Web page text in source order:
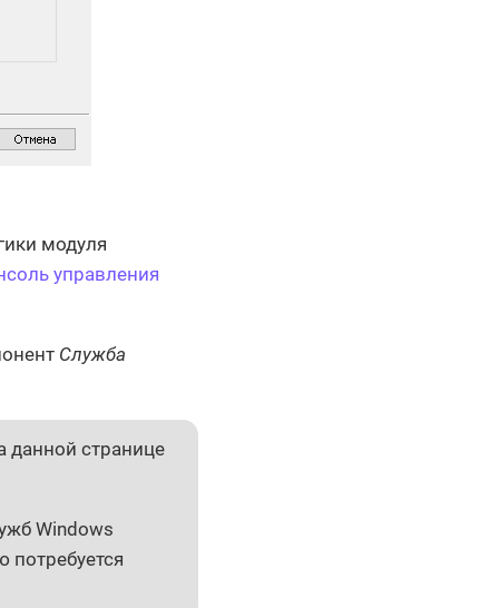
модуля
управления
Служба
данной странице
Windows
потребуется